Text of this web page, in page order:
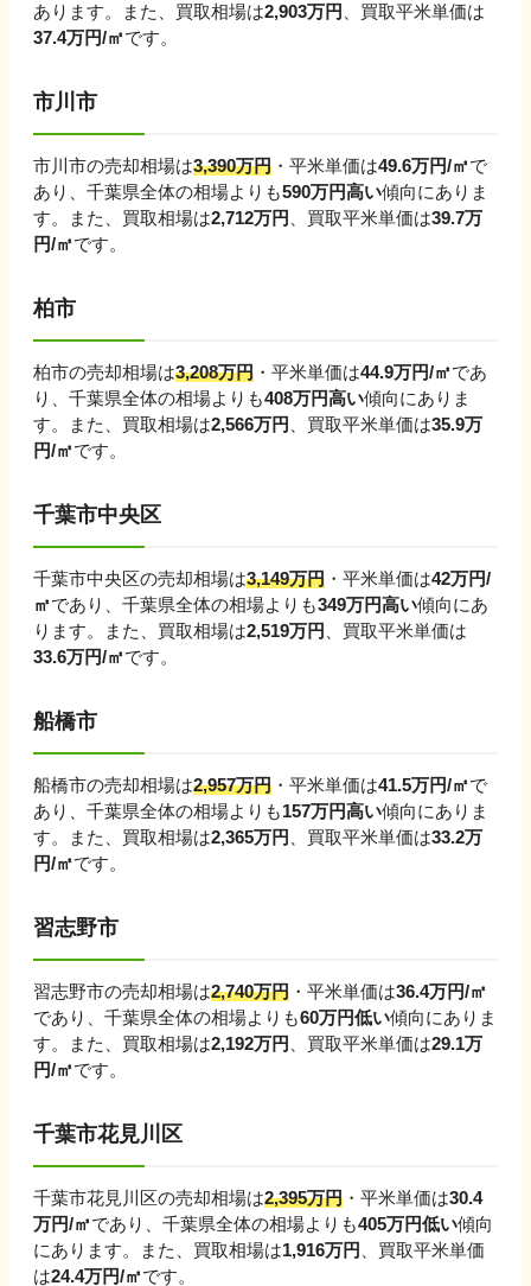
あります。 また、買取相場は2,903万円 、買取平米単価は
37.4万円/㎡です。
市川市
市川市の売却相場は3,390万円 ・平米単価は49.6万円/㎡で
あり、 千葉県全体の相場よりも590万円高い傾向にありま
す。
また、買取相場は2,712万円 、買取平米単価は39.7万
円/㎡です。
柏市
柏市の売却相場は3,208万円 ・平米単価は44.9万円/㎡であ
り、 千葉県全体の相場よりも408万円高い傾向にありま
す。
また、買取相場は2,566万円 、買取平米単価は35.9万
円/㎡です。
千葉市中央区
千葉市中央区の売却相場は3,149万円 ・平米単価は42万円/
㎡であり、 千葉県全体の相場よりも349万円高い傾向にあ
ります。
また、買取相場は2,519万円 、買取平米単価は
33.6万円/㎡です。
船橋市
船橋市の売却相場は2,957万円 ・平米単価は41.5万円/㎡で
あり、 千葉県全体の相場よりも157万円高い傾向にありま
す。
また、買取相場は2,365万円 、買取平米単価は33.2万
円/㎡です。
習志野市
習志野市の売却相場は2,740万円 ・平米単価は36.4万円/㎡
であり、 千葉県全体の相場よりも60万円低い傾向にありま
す。
また、買取相場は2,192万円 、買取平米単価は29.1万
円/㎡です。
千葉市花見川区
千葉市花見川区の売却相場は2,395万円 ・平米単価は30.4
万円/㎡であり、 千葉県全体の相場よりも405万円低い傾向
にあります。
また、買取相場は1,916万円 、買取平米単価
は24.4万円/㎡です。